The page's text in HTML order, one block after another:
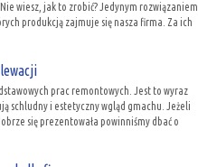
wiesz, jak to zrobić? Jedynym rozwiązaniem
produkcją zajmuje się nasza firma. Za ich
prac remontowych. Jest to wyraz
schludny i estetyczny wgląd gmachu. Jeżeli
się prezentowała powinniśmy dbać o